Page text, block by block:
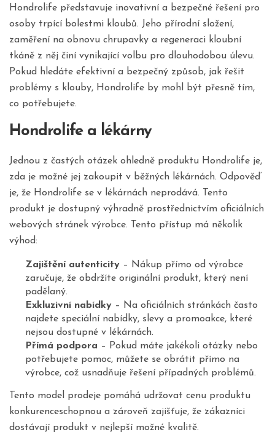
Hondrolife představuje inovativní a bezpečné řešení pro
osoby trpící bolestmi kloubů. Jeho přírodní složení,
zaměření na obnovu chrupavky a regeneraci kloubní
tkáně z něj činí vynikající volbu pro dlouhodobou úlevu.
Pokud hledáte efektivní a bezpečný způsob, jak řešit
problémy s klouby, Hondrolife by mohl být přesně tím,
co potřebujete.
Hondrolife a lékárny
Jednou z častých otázek ohledně produktu Hondrolife je,
zda je možné jej zakoupit v běžných lékárnách. Odpověď
je, že Hondrolife se v lékárnách neprodává. Tento
produkt je dostupný výhradně prostřednictvím oficiálních
webových stránek výrobce. Tento přístup má několik
výhod:
Zajištění autenticity– Nákup přímo od výrobce
zaručuje, že obdržíte originální produkt, který není
padělaný.
Exkluzivní nabídky– Na oficiálních stránkách často
najdete speciální nabídky, slevy a promoakce, které
nejsou dostupné v lékárnách.
Přímá podpora – Pokud máte jakékoli otázky nebo
potřebujete pomoc, můžete se obrátit přímo na
výrobce, což usnadňuje řešení případných problémů.
Tento model prodeje pomáhá udržovat cenu produktu
konkurenceschopnou a zároveň zajišťuje, že zákazníci
dostávají produkt v nejlepší možné kvalitě.